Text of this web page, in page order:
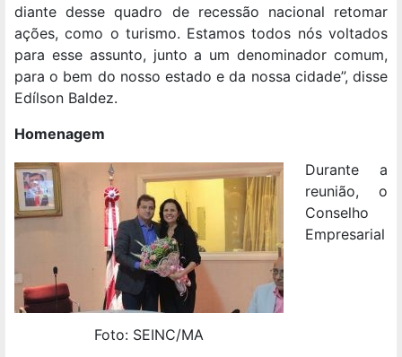
diante desse quadro de recessão nacional retomar
ações, como o turismo. Estamos todos nós voltados
para esse assunto, junto a um denominador comum,
para o bem do nosso estado e da nossa cidade”, disse
Edílson Baldez.
Homenagem
Foto: SEINC/MA
Durante a
reunião, o
Conselho
Empresarial